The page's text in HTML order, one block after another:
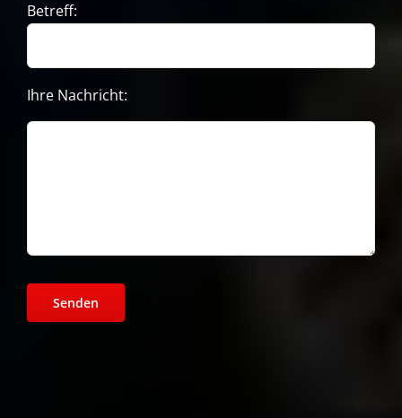
Betreff:
Ihre Nachricht: